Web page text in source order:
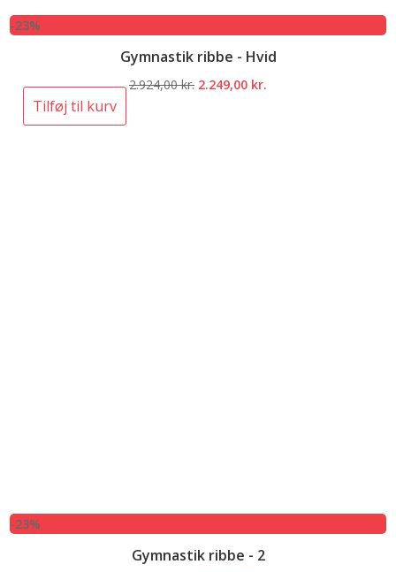
-23%
Gymnastik ribbe - Hvid
2.924,00kr. Den
2.249,00 kr.
Tilføj til kurv
-23%
Gymnastik ribbe - 2